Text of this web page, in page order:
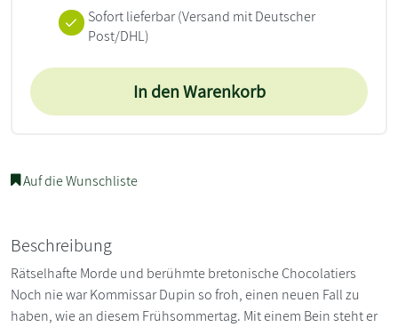
Sofort lieferbar(Versand mit Deutscher
Post/DHL)
In den Warenkorb
Auf die Wunschliste
Beschreibung
Rätselhafte Morde und berühmte bretonische Chocolatiers
Noch nie war Kommissar Dupin so froh, einen neuen Fall zu
haben, wie an diesem Frühsommertag. Mit einem Bein steht er